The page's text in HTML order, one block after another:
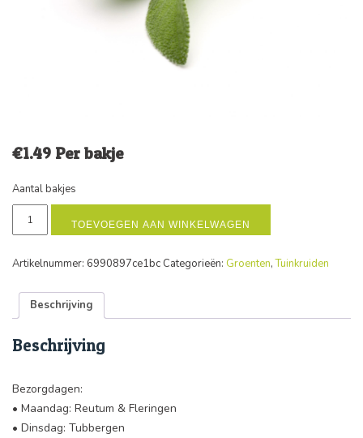
€1.49 Per bakje
Aantal bakjes
aantal
TOEVOEGEN AAN WINKELWAGEN
Artikelnummer: 6990897ce1bc Categorieën: Groenten,Tuinkruiden
Beschrijving
Beschrijving
Bezorgdagen:
• Maandag: Reutum & Fleringen
• Dinsdag: Tubbergen